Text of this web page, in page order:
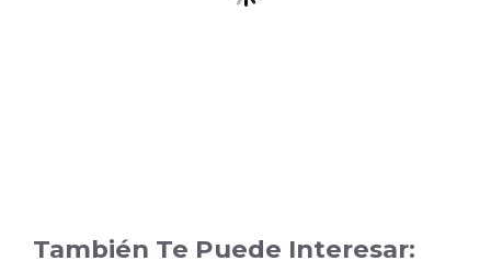
También Te Puede Interesar: